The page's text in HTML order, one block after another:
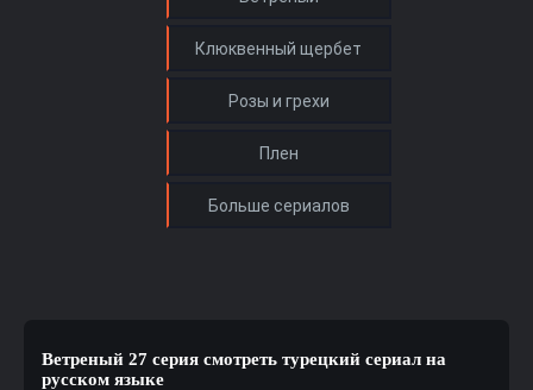
Ветреный 27 серия смотреть турецкий сериал на
русском языке